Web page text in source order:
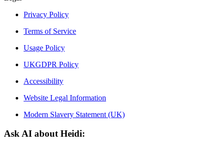
Privacy Policy
Terms of Service
Usage Policy
UKGDPR Policy
Accessibility
Website Legal Information
Modern Slavery Statement (UK)
Ask AI about Heidi: